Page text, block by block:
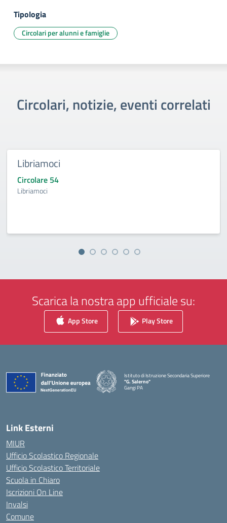
Tipologia
Circolari per alunni e famiglie
Circolari, notizie, eventi correlati
Libriamoci
Circolare 54
Libriamoci
Scarica la nostra app ufficiale su:
App Store Play Store
Istituto di Istruzione Secondaria Superiore
"G. Salerno"
Gangi PA
— Visita la pagina iniziale della scuola
Link Esterni
MIUR
Ufficio Scolastico Regionale
Ufficio Scolastico Territoriale
Scuola in Chiaro
Iscrizioni On Line
Invalsi
Comune